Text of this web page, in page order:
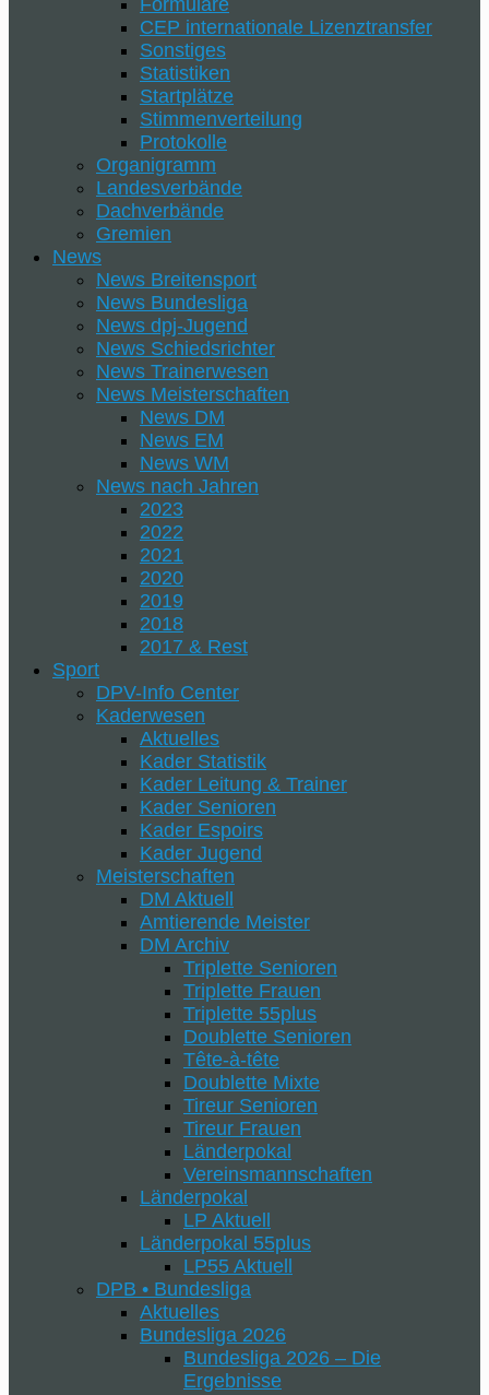
Formulare
CEP internationale Lizenztransfer
Sonstiges
Statistiken
Startplätze
Stimmenverteilung
Protokolle
Organigramm
Landesverbände
Dachverbände
Gremien
News
News Breitensport
News Bundesliga
News dpj-Jugend
News Schiedsrichter
News Trainerwesen
News Meisterschaften
News DM
News EM
News WM
News nach Jahren
2023
2022
2021
2020
2019
2018
2017 & Rest
Sport
DPV-Info Center
Kaderwesen
Aktuelles
Kader Statistik
Kader Leitung & Trainer
Kader Senioren
Kader Espoirs
Kader Jugend
Meisterschaften
DM Aktuell
Amtierende Meister
DM Archiv
Triplette Senioren
Triplette Frauen
Triplette 55plus
Doublette Senioren
Tête-à-tête
Doublette Mixte
Tireur Senioren
Tireur Frauen
Länderpokal
Vereinsmannschaften
Länderpokal
LP Aktuell
Länderpokal 55plus
LP55 Aktuell
DPB • Bundesliga
Aktuelles
Bundesliga 2026
Bundesliga 2026 – Die
Ergebnisse